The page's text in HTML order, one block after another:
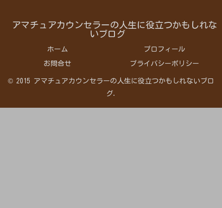
アマチュアカウンセラーの人生に役立つかもしれな
いブログ
ホーム プロフィール
お問合せ プライバシーポリシー
© 2015 アマチュアカウンセラーの人生に役立つかもしれないブロ
グ.